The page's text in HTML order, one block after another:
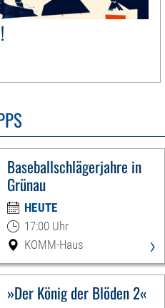
Baseballschlägerjahre in
Grünau
HEUTE
17:00 Uhr
KOMM-Haus
›
»Der König der Blöden 2«